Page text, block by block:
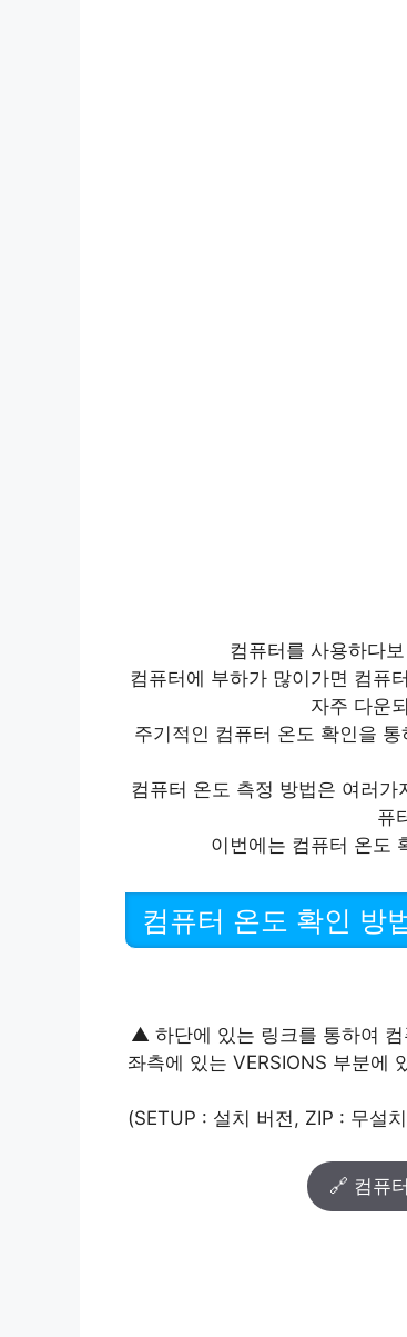
컴퓨터를 사용하다
컴퓨터에 부하가 많이가면 컴퓨
자주 다운
주기적인 컴퓨터 온도 확인을
컴퓨터 온도 측정 방법은 여러
퓨
이번에는 컴퓨터 온도
컴퓨터 온도 확인 방
▲ 하단에 있는 링크를 통하여
좌측에 있는 VERSIONS 부분에
(SETUP : 설치 버전, ZIP : 무설
🔗 컴퓨